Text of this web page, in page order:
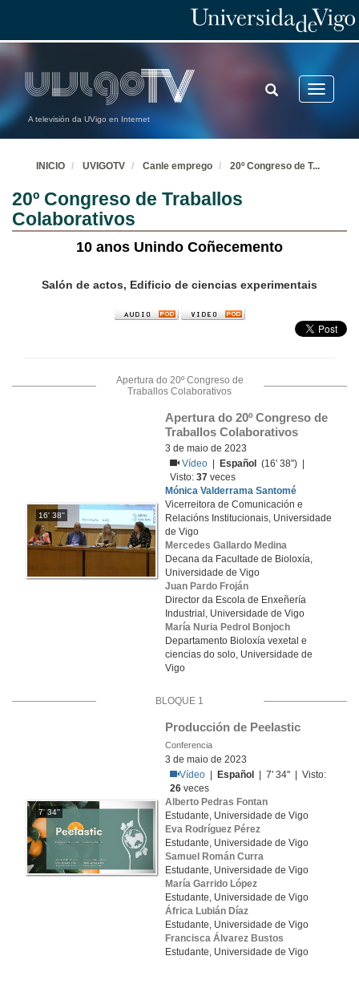
A televisión da UVigo en Internet
Toggle
TOGGLE
SEARCH
INICIO UVIGOTV Canle emprego 20º Congreso de T...
20º Congreso de Traballos
Colaborativos
10 anos Unindo Coñecemento
Salón de actos, Edificio de ciencias experimentais
Apertura do 20º Congreso de
Traballos Colaborativos
16' 38''
Apertura do 20º Congreso de
Traballos Colaborativos
3 de maio de 2023
Vídeo
Español
(16' 38'') |
Visto:37 veces
Mónica Valderrama Santomé
Vicerreitora de Comunicación e
Relacións Institucionais, Universidade
de Vigo
Mercedes Gallardo Medina
Decana da Facultade de Bioloxía,
Universidade de Vigo
Juan Pardo Froján
Director da Escola de Enxeñería
Industrial, Universidade de Vigo
María Nuria Pedrol Bonjoch
Departamento Bioloxía vexetal e
ciencias do solo, Universidade de
Vigo
BLOQUE 1
7' 34''
Producción de Peelastic
Conferencia
3 de maio de 2023
Vídeo
Español
| 7' 34'' | Visto:
26 veces
Alberto Pedras Fontan
Estudante, Universidade de Vigo
Eva Rodríguez Pérez
Estudante, Universidade de Vigo
Samuel Román Curra
Estudante, Universidade de Vigo
María Garrido López
Estudante, Universidade de Vigo
África Lubián Díaz
Estudante, Universidade de Vigo
Francisca Álvarez Bustos
Estudante, Universidade de Vigo